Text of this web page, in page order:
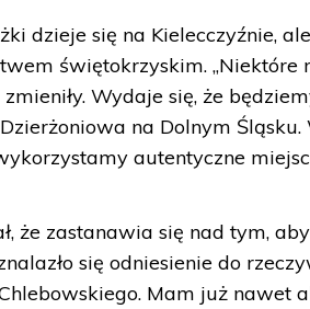
dzieje się na Kielecczyźnie,
świętokrzyskim.
Wydaje się, że
na Dolnym
autentyczne
że zastanawia się nad tym,
się odniesienie do
Mam już nawet